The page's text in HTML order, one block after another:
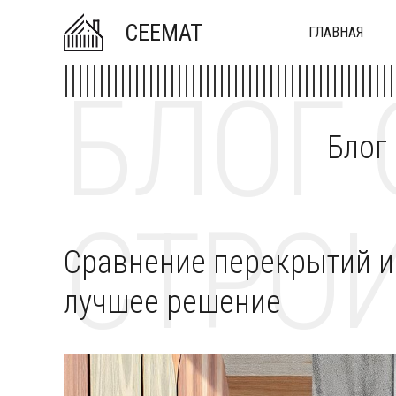
CEEMAT ГЛАВНАЯ
БЛОГ
Сравнение перекрытий
лучшее решение